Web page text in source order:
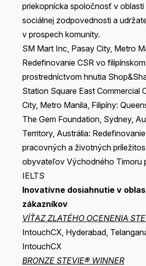
priekopnícka spoločnosť v oblasti
sociálnej zodpovednosti a
v prospech komunity.
SM Mart Inc, Pasay City, Metro
Redefinovanie CSR vo
prostredníctvom hnutia
Station Square East Commercial
City, Metro Manila, Filipíny:
The Gem Foundation, Sydney,
Territory, Austrália:
pracovných a životných
obyvateľov Východného Timoru
IELTS
Inovatívne dosiahnutie v
zákazníkov
VÍŤAZ ZLATÉHO OCENENIA
IntouchCX, Hyderabad,
IntouchCX
BRONZE STEVIE® WINNER